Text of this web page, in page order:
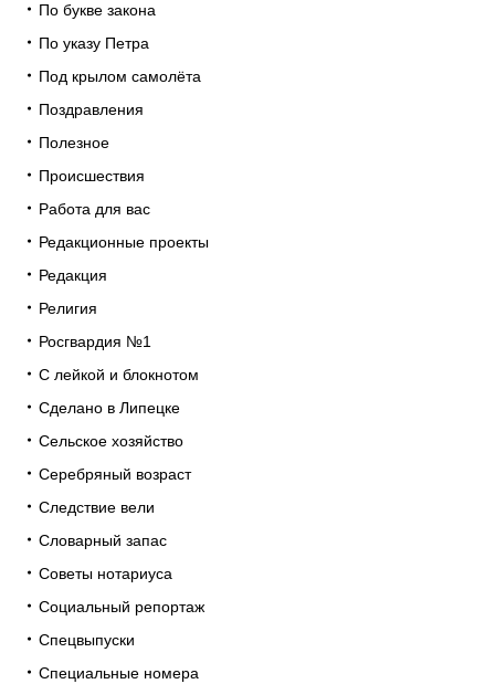
По букве закона
По указу Петра
Под крылом самолёта
Поздравления
Полезное
Происшествия
Работа для вас
Редакционные проекты
Редакция
Религия
Росгвардия №1
С лейкой и блокнотом
Сделано в Липецке
Сельское хозяйство
Серебряный возраст
Следствие вели
Словарный запас
Советы нотариуса
Социальный репортаж
Спецвыпуски
Специальные номера